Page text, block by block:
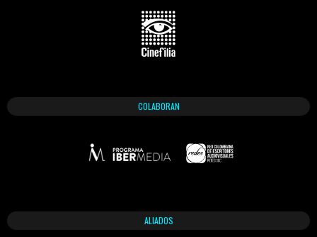
COLABORAN
ALIADOS